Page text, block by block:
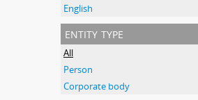
English
entity type
All
Person
Corporate body